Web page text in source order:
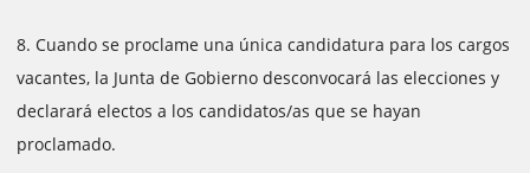
8. Cuando se proclame una única candidatura para los cargos
vacantes, la Junta de Gobierno desconvocará las elecciones y
declarará electos a los candidatos/as que se hayan
proclamado.